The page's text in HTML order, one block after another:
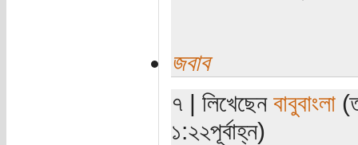
জবাব
৭ | লিখেছেন বাবুবাংলা
১:২২পূর্বাহ্ন)